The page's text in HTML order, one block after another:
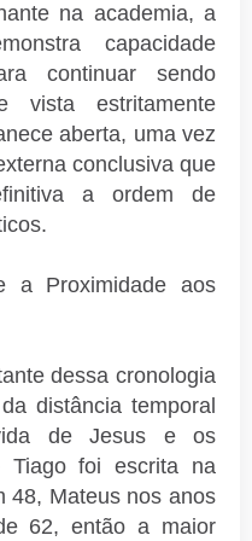
na academia, a
capacidade
continuar sendo
vista estritamente
aberta, uma vez
conclusiva que
a ordem de
a Proximidade aos
dessa cronologia
distância temporal
de Jesus e os
Tiago foi escrita na
48, Mateus nos anos
62, então a maior